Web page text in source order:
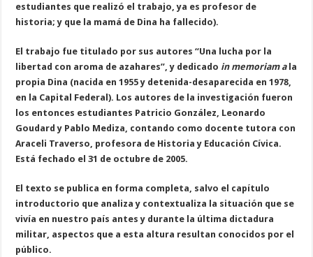
estudiantes que realizó el trabajo, ya es profesor de
historia; y que la mamá de Dina ha fallecido).
El trabajo fue titulado por sus autores “Una lucha por la
libertad con aroma de azahares”, y dedicado in memoriam a la
propia Dina (nacida en 1955 y detenida-desaparecida en 1978,
en la Capital Federal). Los autores de la investigación fueron
los entonces estudiantes Patricio González, Leonardo
Goudard y Pablo Mediza, contando como docente tutora con
Araceli Traverso, profesora de Historia y Educación Cívica.
Está fechado el 31 de octubre de 2005.
El texto se publica en forma completa, salvo el capítulo
introductorio que analiza y contextualiza la situación que se
vivía en nuestro país antes y durante la última dictadura
militar, aspectos que a esta altura resultan conocidos por el
público.